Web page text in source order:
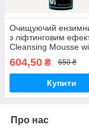
Очищуючий
з ліфтинговим
Cleansing Mousse
Estetic, 150 мл
604,50 ₴ 650 ₴
Купити
Про нас